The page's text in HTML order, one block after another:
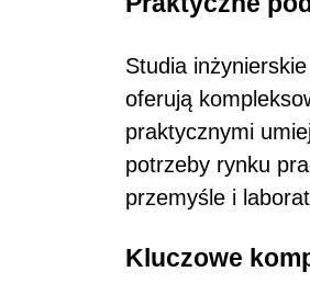
Studia
oferują
praktycznymi
potrzeby rynku
przemyśle i
Kluczowe